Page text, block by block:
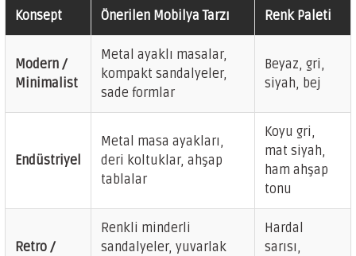
Konsept Önerilen Mobilya Tarzı Renk Paleti
Modern /
Minimalist
Metal ayaklı masalar,
kompakt sandalyeler,
sade formlar
Beyaz, gri,
siyah, bej
Endüstriyel
Metal masa ayakları,
deri koltuklar, ahşap
tablalar
Koyu gri,
mat siyah,
ham ahşap
tonu
Retro /
Renkli minderli
sandalyeler, yuvarlak
Hardal
sarısı,